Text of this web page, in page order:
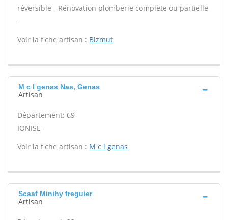
réversible - Rénovation plomberie complète ou partielle
-
Voir la fiche artisan : Bizmut
M c l genas Nas, Genas
Artisan
Département: 69
IONISE -
Voir la fiche artisan : M c l genas
Scaaf Minihy treguier
Artisan